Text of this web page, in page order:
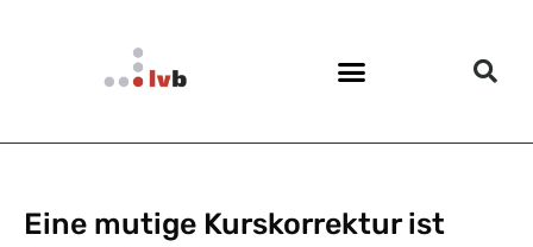
Eine mutige Kurskorrektur ist